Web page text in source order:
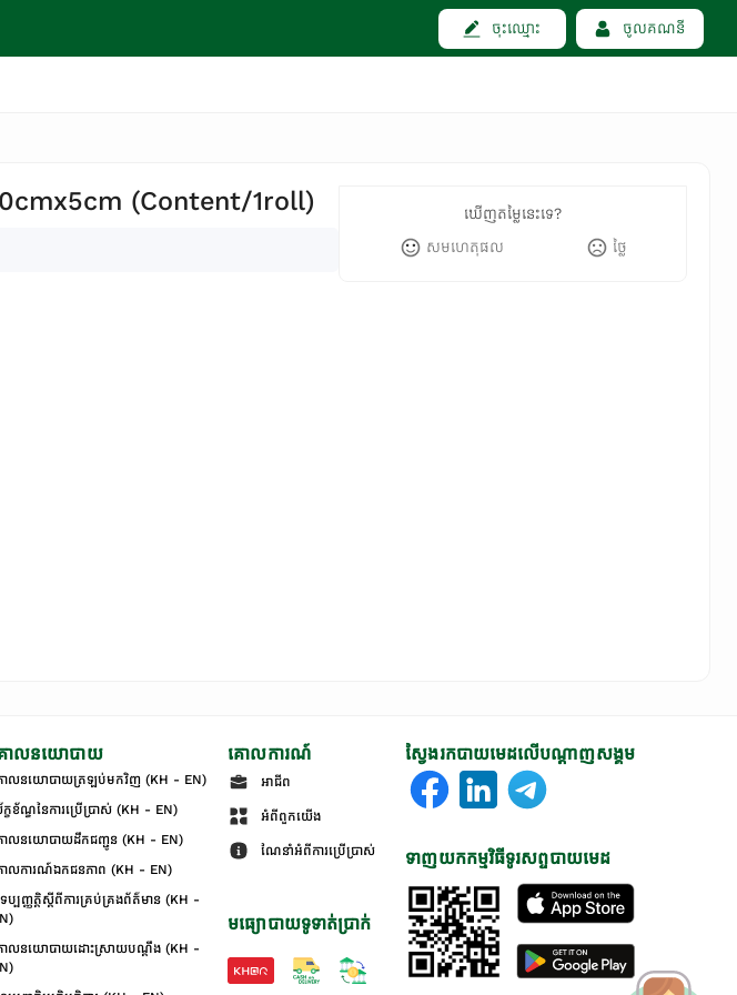
ចុះឈ្មោះ ចូលគណនី
(Content/1roll)
ឃើញតម្លៃនេះទេ?
សមហេតុផល
ថ្លៃ
ោលនយោបាយ
លនយោបាយត្រឡប់មកវិញ (KH - EN)
ខខ័ណ្ឌនៃការប្រើប្រាស់ (KH - EN)
លនយោបាយដឹកជញ្ជូន (KH - EN)
លការណ៍ឯកជនភាព (KH - EN)
ប្បញ្ញត្តិស្តីពីការគ្រប់គ្រងព័ត៌មាន (KH -
លនយោបាយដោះស្រាយបណ្ដឹង (KH -
គោលការណ៍
អាជីព
អំពីពួកយើង
ណែនាំអំពីការប្រើប្រាស់
មធ្យោបាយទូទាត់ប្រាក់
ស្វែងរកបាយមេដលើបណ្តាញសង្គម
ទាញយកកម្មវិធីទូរសព្ទបាយមេដ